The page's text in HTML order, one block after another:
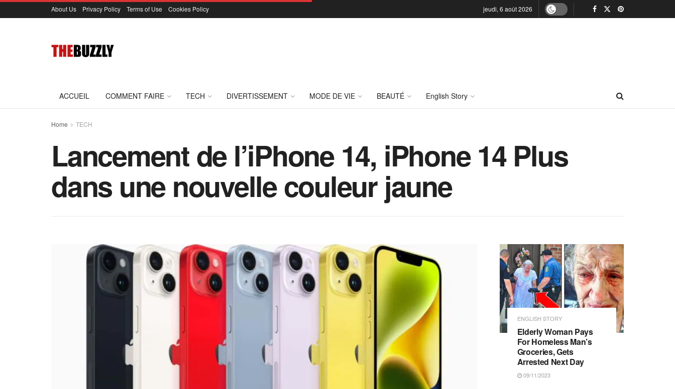
About Us Privacy Policy Terms of Use Cookies Policy jeudi, 6 août 2026
ACCUEIL COMMENT FAIRE TECH DIVERTISSEMENT MODE DE VIE BEAUTÉ English Story
Home TECH
Lancement de l’iPhone 14, iPhone 14 Plus
dans une nouvelle couleur jaune
ENGLISH STORY
Elderly Woman Pays
For Homeless Man’s
Groceries, Gets
Arrested Next Day
09/11/2023